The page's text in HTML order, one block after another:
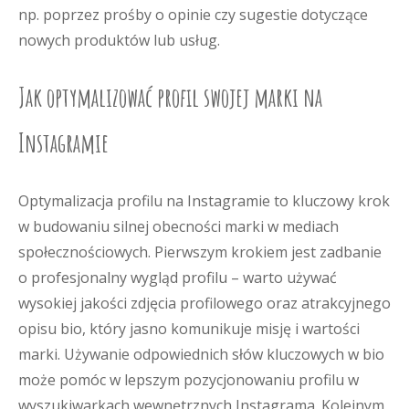
np. poprzez prośby o opinie czy sugestie dotyczące
nowych produktów lub usług.
Jak optymalizować profil swojej marki na
Instagramie
Optymalizacja profilu na Instagramie to kluczowy krok
w budowaniu silnej obecności marki w mediach
społecznościowych. Pierwszym krokiem jest zadbanie
o profesjonalny wygląd profilu – warto używać
wysokiej jakości zdjęcia profilowego oraz atrakcyjnego
opisu bio, który jasno komunikuje misję i wartości
marki. Używanie odpowiednich słów kluczowych w bio
może pomóc w lepszym pozycjonowaniu profilu w